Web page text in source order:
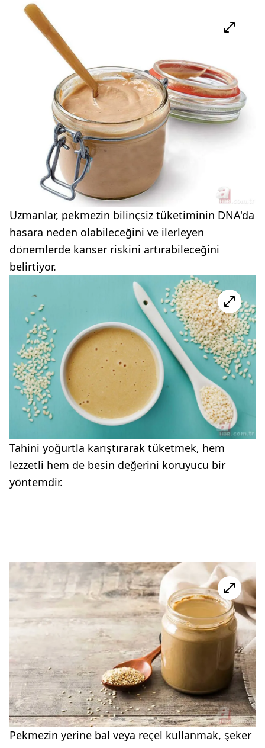
Uzmanlar, pekmezin bilinçsiz tüketiminin DNA'da
hasara neden olabileceğini ve ilerleyen
dönemlerde kanser riskini artırabileceğini
belirtiyor.
Tahini yoğurtla karıştırarak tüketmek, hem
lezzetli hem de besin değerini koruyucu bir
yöntemdir.
Pekmezin yerine bal veya reçel kullanmak, şeker